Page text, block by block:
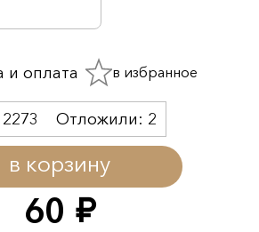
60 руб.
в корзину
2273 Отложили: 2
и оплата в избранное